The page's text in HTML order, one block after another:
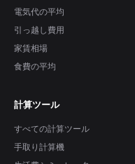
電気代の平均
引っ越し費用
家賃相場
食費の平均
計算ツール
すべての計算ツール
手取り計算機